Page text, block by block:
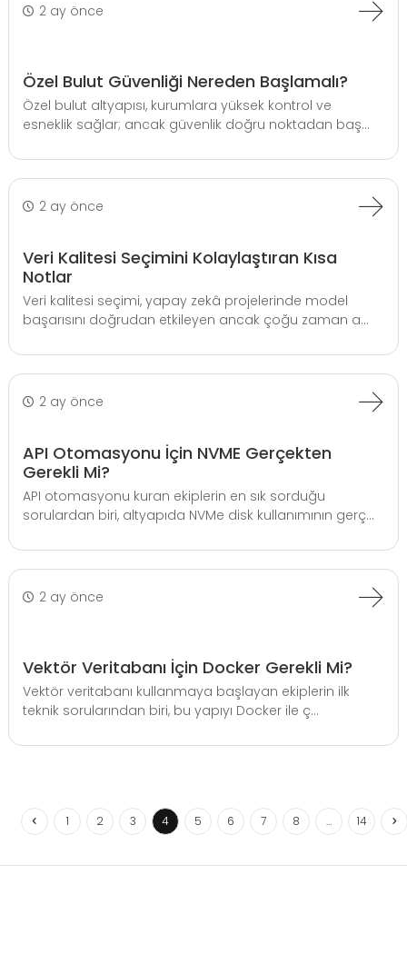
2 ay önce
Özel Bulut Güvenliği Nereden Başlamalı?
Özel bulut altyapısı, kurumlara yüksek kontrol ve
esneklik sağlar; ancak güvenlik doğru noktadan baş...
2 ay önce
Veri Kalitesi Seçimini Kolaylaştıran Kısa
Notlar
Veri kalitesi seçimi, yapay zekâ projelerinde model
başarısını doğrudan etkileyen ancak çoğu zaman a...
2 ay önce
API Otomasyonu İçin NVME Gerçekten
Gerekli Mi?
API otomasyonu kuran ekiplerin en sık sorduğu
sorulardan biri, altyapıda NVMe disk kullanımının gerç...
2 ay önce
Vektör Veritabanı İçin Docker Gerekli Mi?
Vektör veritabanı kullanmaya başlayan ekiplerin ilk
teknik sorularından biri, bu yapıyı Docker ile ç...
1 2 3 4 5 6 7 8 … 14